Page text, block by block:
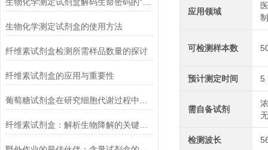
生物化学测定试剂盒的使用方法
纤维素试剂盒检测所需样品数量的探讨
纤维素试剂盒的应用与重要性
纤维素试剂盒：解析生物降解的关键利器
应用领域
可检测样本数
预计测定时间 5
需自备试剂
检测波长